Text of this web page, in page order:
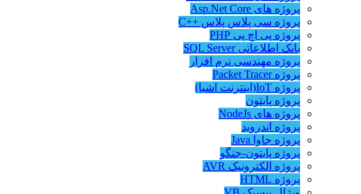
پروژه های Asp.Net Core
پروژه سی پلاس پلاس ++C
پروژه پی اچ پی PHP
بانک اطلاعاتی SQL Server
پروژه مهندسی نرم افزار
پروژه Packet Tracer
پروژه IoT(اینترنت اشیا)
پروژه پایتون
پروژه های NodeJs
پروژه اندروید
پروژه جاوا Java
پروژه پایتون-جنگو
پروژه الکترونیک AVR
پروژه HTML